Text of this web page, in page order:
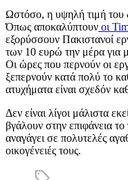
Ωστόσο, η υψηλή τιμή του
Όπως αποκαλύπτουν οι
εξορύσσουν Πακιστανοί
των 10 ευρώ την μέρα για
Οι ώρες που περνούν οι
ξεπερνούν κατά πολύ το
ατυχήματα είναι σχεδόν
Δεν είναι λίγοι μάλιστα
βγάλουν στην επιφάνεια
αναγάγει σε πολυτελές
οικογένειές τους.